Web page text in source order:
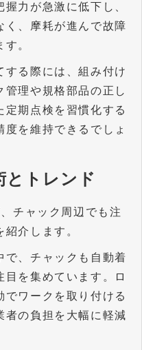
力が急激に低下し、
く、摩耗が進んで故障
。
する際には、組み付け
理や規格部品の正し
定期点検を習慣化する
を維持できるでしょ
とトレンド
チャック周辺でも注
介します。
で、チャックも自動着
目を集めています。ロ
でワークを取り付ける
者の負担を大幅に軽減